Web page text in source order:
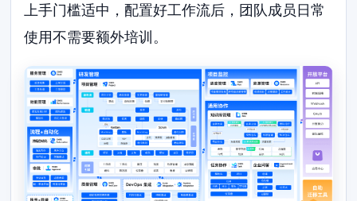
上手门槛适中，配置好工作流后，团队成员日常
使用不需要额外培训。